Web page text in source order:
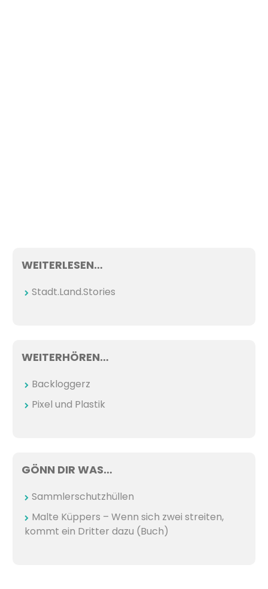
WEITERLESEN…
Stadt.Land.Stories
WEITERHÖREN…
Backloggerz
Pixel und Plastik
GÖNN DIR WAS…
Sammlerschutzhüllen
Malte Küppers – Wenn sich zwei streiten,
kommt ein Dritter dazu (Buch)